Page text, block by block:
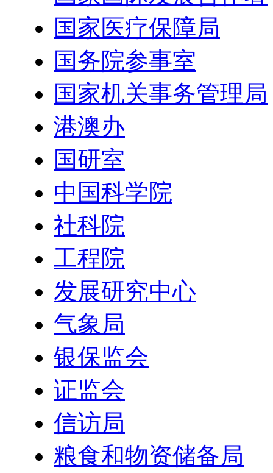
国家医疗保障局
国务院参事室
国家机关事务管理局
港澳办
国研室
中国科学院
社科院
工程院
发展研究中心
气象局
银保监会
证监会
信访局
粮食和物资储备局